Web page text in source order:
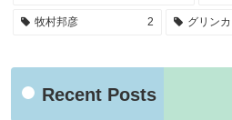
牧村邦彦 2 グリンカ
Recent Posts